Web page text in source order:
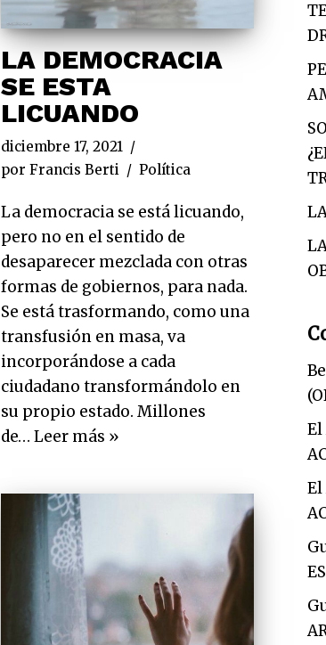
LA DEMOCRACIA
SE ESTA
LICUANDO
diciembre 17, 2021
porFrancis Berti Política
La democracia se está licuando,
pero no en el sentido de
desaparecer mezclada con otras
formas de gobiernos, para nada.
Se está trasformando, como una
transfusión en masa, va
incorporándose a cada
ciudadano transformándolo en
su propio estado. Millones
de…Leer más »
El
El